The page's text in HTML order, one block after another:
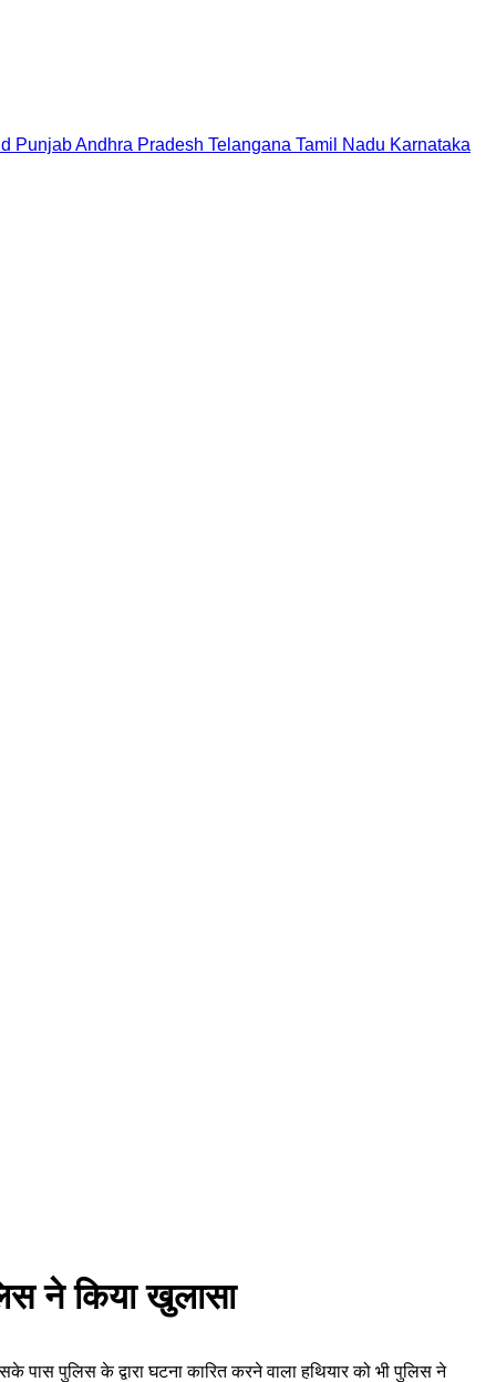
PunjabAndhra Pradesh Telangana Tamil Nadu Karnataka
ने किया खुलासा
पास पुलिस के द्वारा घटना कारित करने वाला हथियार को भी पुलिस ने